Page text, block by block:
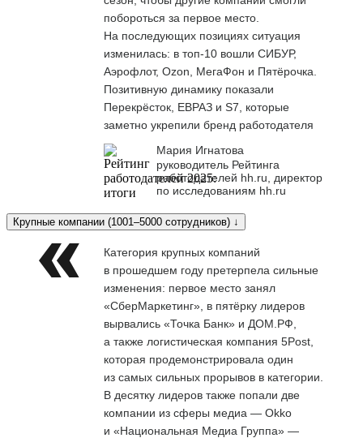
побороться за первое место.
На последующих позициях ситуация
изменилась: в топ-10 вошли СИБУР,
Аэрофлот, Ozon, МегаФон и Пятёрочка.
Позитивную динамику показали
Перекрёсток, ЕВРАЗ и S7, которые
заметно укрепили бренд работодателя
Мария Игнатова
руководитель Рейтинга
работодателей hh.ru, директор
по исследованиям hh.ru
Крупные компании (1001–5000 сотрудников) ↓
Категория крупных компаний
в прошедшем году претерпела сильные
изменения: первое место занял
«СберМаркетинг», в пятёрку лидеров
вырвались «Точка Банк» и ДОМ.РФ,
а также логистическая компания 5Post,
которая продемонстрировала один
из самых сильных прорывов в категории.
В десятку лидеров также попали две
компании из сферы медиа — Okko
и «Национальная Медиа Группа» —